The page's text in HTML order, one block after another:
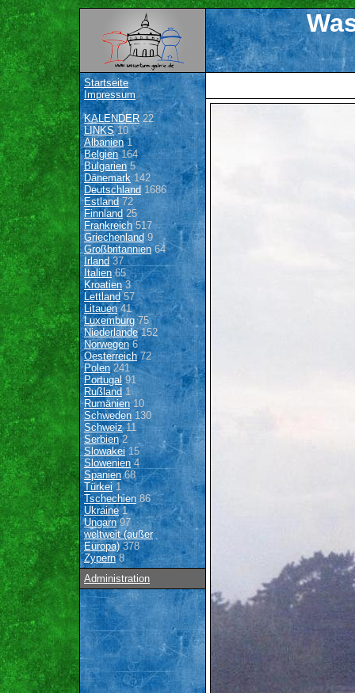
Startseite
Impressum
KALENDER22
LINKS10
Albanien1
Belgien164
Bulgarien 5
Dänemark142
Deutschland 1686
Estland 72
Finnland 25
Frankreich517
Griechenland9
Großbritannien64
Irland 37
Italien65
Kroatien3
Lettland57
Litauen41
Luxemburg 75
Niederlande152
Norwegen6
Oesterreich72
Polen 241
Portugal91
Rußland 1
Rumänien10
Schweden 130
Schweiz11
Serbien2
Slowakei15
Slowenien4
Spanien68
Türkei1
Tschechien 86
Ukraine1
Ungarn97
weltweit (außer
Europa)378
Zypern8
Administration